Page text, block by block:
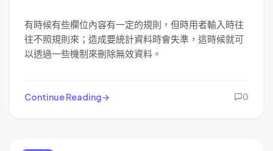
有時候有些欄位內容有一定的規則，但時用者輸入時往
往不照規則來；造成要統計資料時會失準，這時候就可
以透過一些機制來刪除無效資料。
Continue Reading 0